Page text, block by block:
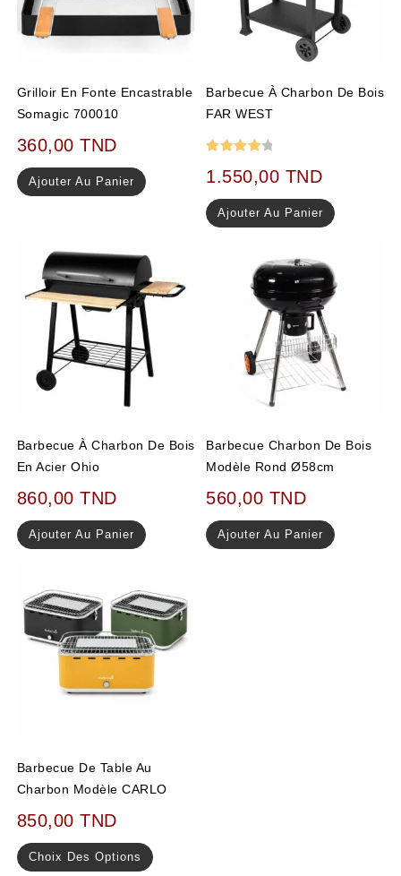
Grilloir En Fonte Encastrable
Somagic 700010
360,00TND
Ajouter Au Panier
Barbecue À Charbon De Bois
FAR WEST
4.00
sur 5
1.550,00 TND
Ajouter Au Panier
Barbecue À Charbon De Bois
En Acier Ohio
860,00TND
Ajouter Au Panier
Barbecue Charbon De Bois
Modèle Rond Ø58cm
560,00 TND
Ajouter Au Panier
Barbecue De Table Au
Charbon Modèle CARLO
850,00TND
Choix Des Options